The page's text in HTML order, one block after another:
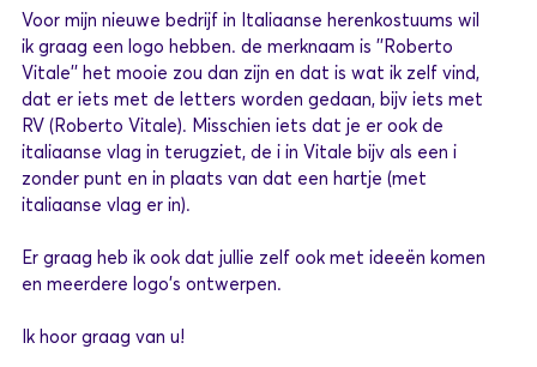
Voor mijn nieuwe bedrijf in Italiaanse herenkostuums wil
ik graag een logo hebben. de merknaam is ''Roberto
Vitale'' het mooie zou dan zijn en dat is wat ik zelf vind,
dat er iets met de letters worden gedaan, bijv iets met
RV (Roberto Vitale). Misschien iets dat je er ook de
italiaanse vlag in terugziet, de i in Vitale bijv als een i
zonder punt en in plaats van dat een hartje (met
italiaanse vlag er in).
Er graag heb ik ook dat jullie zelf ook met ideeën komen
en meerdere logo's ontwerpen.
Ik hoor graag van u!